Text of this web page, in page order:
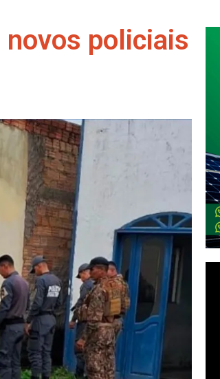
novos policiais